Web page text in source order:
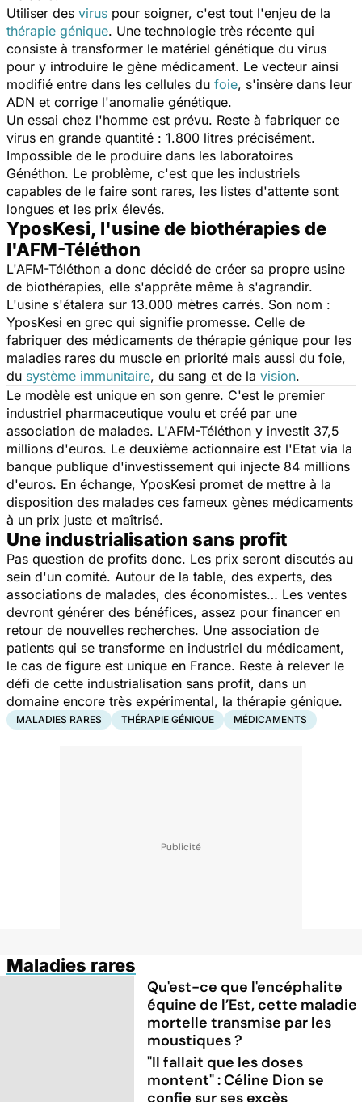
Utiliser des virus pour soigner, c'est tout l'enjeu de la
thérapie génique. Une technologie très récente qui
consiste à transformer le matériel génétique du virus
pour y introduire le gène médicament. Le vecteur ainsi
modifié entre dans les cellules du foie, s'insère dans leur
ADN et corrige l'anomalie génétique.
Un essai chez l'homme est prévu. Reste à fabriquer ce
virus en grande quantité : 1.800 litres précisément.
Impossible de le produire dans les laboratoires
Généthon. Le problème, c'est que les industriels
capables de le faire sont rares, les listes d'attente sont
longues et les prix élevés.
YposKesi, l'usine de biothérapies de
l'AFM-Téléthon
L'AFM-Téléthon a donc décidé de créer sa propre usine
de biothérapies, elle s'apprête même à s'agrandir.
L'usine s'étalera sur 13.000 mètres carrés. Son nom :
YposKesi en grec qui signifie promesse. Celle de
fabriquer des médicaments de thérapie génique pour les
maladies rares du muscle en priorité mais aussi du foie,
du système immunitaire, du sang et de la vision.
Le modèle est unique en son genre. C'est le premier
industriel pharmaceutique voulu et créé par une
association de malades. L'AFM-Téléthon y investit 37,5
millions d'euros. Le deuxième actionnaire est l'Etat via la
banque publique d'investissement qui injecte 84 millions
d'euros. En échange, YposKesi promet de mettre à la
disposition des malades ces fameux gènes médicaments
à un prix juste et maîtrisé.
Une industrialisation sans profit
Pas question de profits donc. Les prix seront discutés au
sein d'un comité. Autour de la table, des experts, des
associations de malades, des économistes… Les ventes
devront générer des bénéfices, assez pour financer en
retour de nouvelles recherches. Une association de
patients qui se transforme en industriel du médicament,
le cas de figure est unique en France. Reste à relever le
défi de cette industrialisation sans profit, dans un
domaine encore très expérimental, la thérapie génique.
MALADIES RARES THÉRAPIE GÉNIQUE MÉDICAMENTS
Maladies rares
Qu'est-ce que l'encéphalite
équine de l’Est, cette maladie
mortelle transmise par les
moustiques ?
"Il fallait que les doses
montent" : Céline Dion se
confie sur ses excès